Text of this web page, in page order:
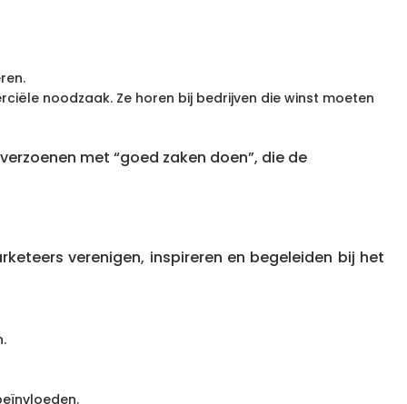
noodzaak. Ze horen bij bedrijven die winst moeten
met “goed zaken doen”, die de
verenigen, inspireren en begeleiden bij het